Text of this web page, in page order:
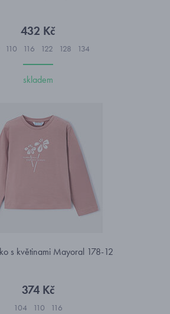
432 Kč
110 116 122 128 134
skladem
s květinami Mayoral 178-12
374 Kč
104 110 116